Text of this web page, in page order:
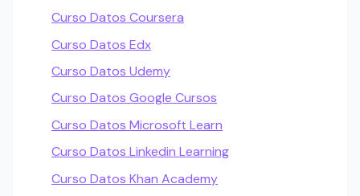
Curso Datos Coursera
Curso Datos Edx
Curso Datos Udemy
Curso Datos Google Cursos
Curso Datos Microsoft Learn
Curso Datos Linkedin Learning
Curso Datos Khan Academy